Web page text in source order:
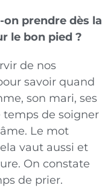
prendre dès la
le bon pied ?
de nos
savoir quand
son mari, ses
temps de soigner
Le mot
vaut aussi et
On constate
de prier.